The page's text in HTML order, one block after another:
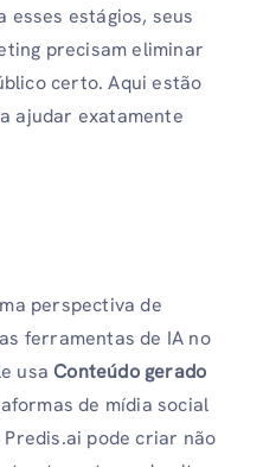
esses estágios, seus
precisam eliminar
certo. Aqui estão
ajudar exatamente
perspectiva de
ferramentas de IA no
usa Conteúdo gerado
de mídia social
pode criar não